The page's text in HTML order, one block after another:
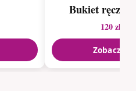
Bukiet
120 zł
Zobacz